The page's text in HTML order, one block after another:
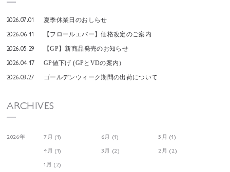
2026.07.01 夏季休業日のおしらせ
2026.06.11 【フロールエバー】価格改定のご案内
2026.05.29 【GP】新商品発売のお知らせ
2026.04.17 GP値下げ (GPとVDの案内）
2026.03.27 ゴールデンウィーク期間の出荷について
ARCHIVES
2026年 7月 (1) 6月 (1)
5月 (1)
4月 (1)
3月 (2)
2月 (2)
1月 (2)